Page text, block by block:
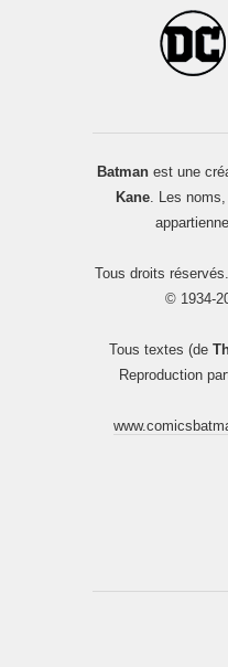
Batmanest une
Kane. Les noms,
Tous droits
© 1934-
Tous textes (de
Reproduction